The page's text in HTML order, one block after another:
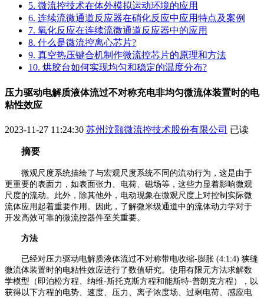
5. 微流控技术在体外模拟运动环境的应用
6. 连续流微通道反应器在硝化反应中应用特点及案例
7. 氧化反应在连续流微通道反应器中的应用
8. 什么是微流控离心芯片?
9. 真空热压键合机制作微流控芯片的原理和方法
10. 烘胶台如何实现均匀和稳定的温度分布?
压力驱动电解质液体流过不对称充电非均匀微流体装置时的电
粘性效应
2023-11-27 11:24:30 苏州汶颢微流控技术股份有限公司 已读
摘要
微观尺度系统描绘了与宏观尺度系统不同的流动行为，这是由于
更重要的表面力，如表面张力、电荷、磁场等，这些力显着影响微观
尺度的流动。此外，除其他外，电动现象在微观尺度上对控制实际微
流体应用起着重要作用。因此，了解微米级通道中的流体动力学对于
开发高效可靠的微流控器件至关重要。
方法
已经对压力驱动电解质液体流过不对称带电收缩-膨胀 (4:1:4) 狭缝
微流体装置时的电粘性效应进行了数值研究。使用有限元方法求解数
学模型（即泊松方程、纳维-斯托克斯方程和能斯特-普朗克方程），以
获得以下方程的电势、速度、压力、离子浓度场、过剩电荷、感应电